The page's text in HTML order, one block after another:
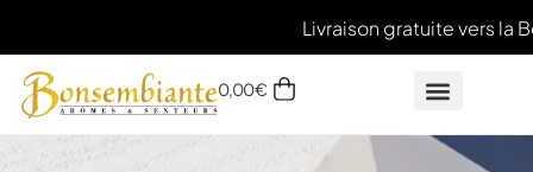
Livraison gratuite vers la
0,00€